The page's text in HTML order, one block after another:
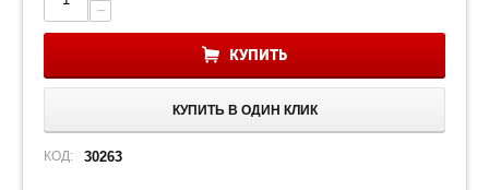
−
КУПИТЬ
КУПИТЬ В ОДИН КЛИК
КОД: 30263